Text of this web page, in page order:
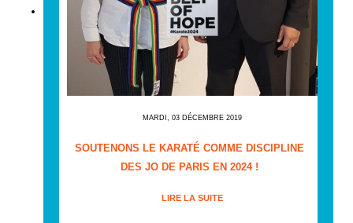
MARDI, 03 DÉCEMBRE 2019
SOUTENONS LE KARATÉ COMME DISCIPLINE
DES JO DE PARIS EN 2024 !
LIRE LA SUITE